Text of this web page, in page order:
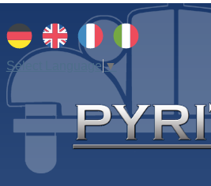
Select Language▼